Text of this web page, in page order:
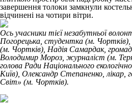
завершення толоки замкнули
відчинені на чотири вітри.
Ось учасники тієї незабутньої
Погорецька, студентка (м.
(м. Чортків), Надія Самардак,
Володимир Мороз, журналіст (м.
голова Ради Національного
Київ), Олександр Степаненко, лікар,
Світ» (м. Чортків).